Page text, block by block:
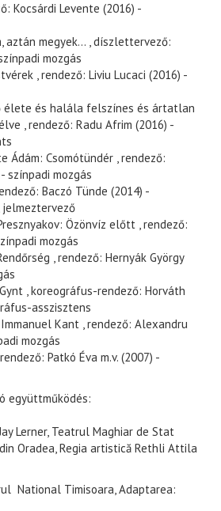
Kocsárdi Levente (2016) -
aztán megyek... , díszlettervező:
mozgás
, rendező: Liviu Lucaci (2016) -
élete és halála felszínes és ártatlan
, rendező: Radu Afrim (2016) -
Ádám: Csomótündér , rendező:
színpadi mozgás
Baczó Tünde (2014) -
Özönvíz előtt , rendező:
mozgás
, rendező: Hernyák György
, koreográfus-rendező: Horváth
asszisztens
Kant , rendező: Alexandru
mozgás
Patkó Éva m.v. (2007) -
együttműködés:
Lerner, Teatrul Maghiar de Stat
Oradea, Regia artistică Rethli Attila
National Timisoara, Adaptarea: